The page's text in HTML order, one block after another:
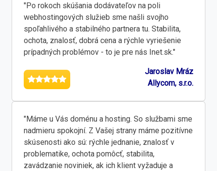
"Po rokoch skúšania dodávateľov na poli
webhostingových služieb sme našli svojho
spoľahlivého a stabilného partnera tu. Stabilita,
ochota, znalosť, dobrá cena a rýchle vyriešenie
prípadných problémov - to je pre nás Inet.sk."
Jaroslav Mráz
Allycom, s.r.o.
"Máme u Vás doménu a hosting. So službami sme
nadmieru spokojní. Z Vašej strany máme pozitívne
skúsenosti ako sú: rýchle jednanie, znalosť v
problematike, ochota pomôcť, stabilita,
zavádzanie noviniek, ak ich klient vyžaduje a